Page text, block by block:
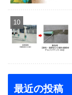
最近の投稿